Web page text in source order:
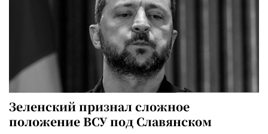
Зеленский признал сложное
положение ВСУ под Славянском